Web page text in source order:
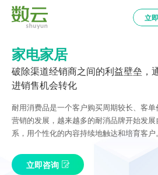
立
家电家居
破除渠道经销商之间的利益壁垒，
进销售机会转化
耐用消费品是一个客户购买周期较长、客
营销的发展，越来越多的耐消品牌开始发
系，用个性化的内容持续地触达和培育客户。
立即咨询